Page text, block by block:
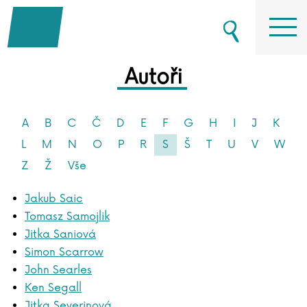
Autoři
A B C Č D E F G H I J
K
L
M N O P R S Š T U V
W
Z
Ž Vše
Jakub Saic
Tomasz Samojlik
Jitka Saniová
Simon Scarrow
John Searles
Ken Segall